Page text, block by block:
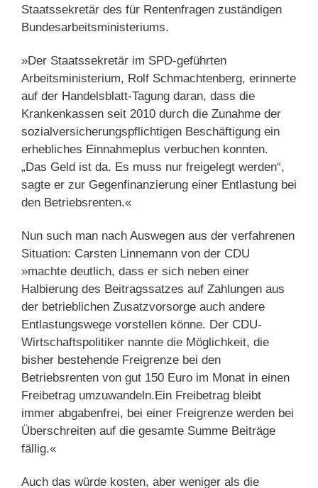
Staatssekretär des für Rentenfragen zuständigen
Bundesarbeitsministeriums.
»Der Staatssekretär im SPD-geführten
Arbeitsministerium, Rolf Schmachtenberg, erinnerte
auf der Handelsblatt-Tagung daran, dass die
Krankenkassen seit 2010 durch die Zunahme der
sozialversicherungspflichtigen Beschäftigung ein
erhebliches Einnahmeplus verbuchen konnten.
„Das Geld ist da. Es muss nur freigelegt werden“,
sagte er zur Gegenfinanzierung einer Entlastung bei
den Betriebsrenten.«
Nun such man nach Auswegen aus der verfahrenen
Situation: Carsten Linnemann von der CDU
»machte deutlich, dass er sich neben einer
Halbierung des Beitragssatzes auf Zahlungen aus
der betrieblichen Zusatzvorsorge auch andere
Entlastungswege vorstellen könne. Der CDU-
Wirtschaftspolitiker nannte die Möglichkeit, die
bisher bestehende Freigrenze bei den
Betriebsrenten von gut 150 Euro im Monat in einen
Freibetrag umzuwandeln.Ein Freibetrag bleibt
immer abgabenfrei, bei einer Freigrenze werden bei
Überschreiten auf die gesamte Summe Beiträge
fällig.«
Auch das würde kosten, aber weniger als die